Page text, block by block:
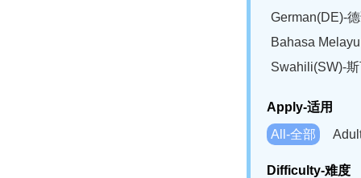
German(DE)-
Bahasa
Swahili(SW)-
Apply-适用
All-全部
Difficulty-难度